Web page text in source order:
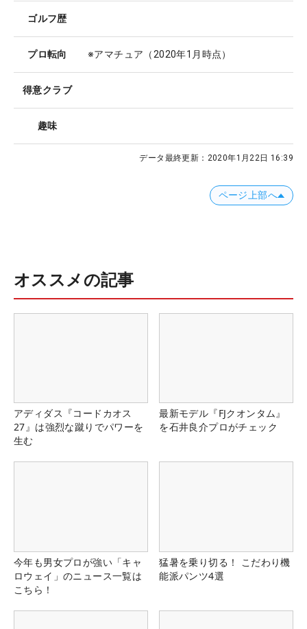
ゴルフ歴
プロ転向 ※アマチュア（2020年1月時点）
得意クラブ
趣味
データ最終更新： 2020年1月22日 16:39
ページ上部へ
オススメの記事
アディダス『コードカオス
27』は強烈な蹴りでパワーを
生む
最新モデル『FJクオンタム』
を石井良介プロがチェック
今年も男女プロが強い「キャ
ロウェイ」のニュース一覧は
こちら！
猛暑を乗り切る！ こだわり機
能派パンツ4選